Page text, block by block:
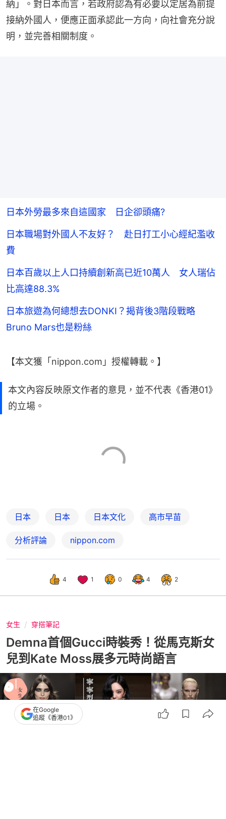
納」。對日本而言，若政府認為有必要以定居為前提
接納外國人，便應正面承認此一方向，向社會充分說
明，並完善相關制度。
日本外勞最多來自這國家 日企卻頭痛?
日本職場對外國人不友好？ 赴日打工小心經紀濫收
費
日本百歲以上人口持續創新高已近10萬人 女人瑞佔
比高達88.3%
日本旅遊為何總想去DONKI？揭背後3階段戰略
Bruno Mars也是粉絲
【本文獲「nippon.com」授權轉載。】
本文內容反映原文作者的意見，並不代表《香港01》
的立場。
日本 日本 日本文化 高市早苗
分析評論 nippon.com
4 1 0 4 2
女生 穿搭筆記
Demna首個Gucci時裝秀！從馬克斯女
兒到Kate Moss展多元時尚語言
在Google
追蹤《香港01》